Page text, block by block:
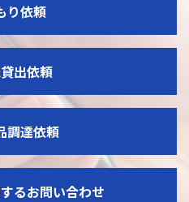
り依頼
出依頼
調達依頼
るお問い合わせ